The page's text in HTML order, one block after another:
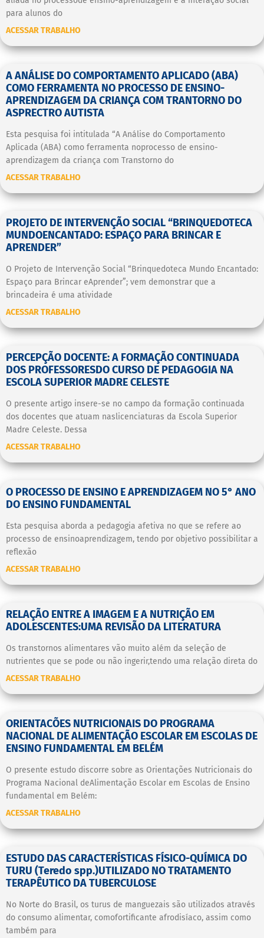
para alunos do
ACESSAR TRABALHO
A ANÁLISE DO COMPORTAMENTO APLICADO (ABA)
COMO FERRAMENTA NO PROCESSO DE ENSINO-
APRENDIZAGEM DA CRIANÇA COM TRANTORNO DO
ASPRECTRO AUTISTA
Esta pesquisa foi intitulada “A Análise do Comportamento
Aplicada (ABA) como ferramenta noprocesso de ensino-
aprendizagem da criança com Transtorno do
ACESSAR TRABALHO
PROJETO DE INTERVENÇÃO SOCIAL “BRINQUEDOTECA
MUNDOENCANTADO: ESPAÇO PARA BRINCAR E
APRENDER”
O Projeto de Intervenção Social “Brinquedoteca Mundo Encantado:
Espaço para Brincar eAprender”; vem demonstrar que a
brincadeira é uma atividade
ACESSAR TRABALHO
PERCEPÇÃO DOCENTE: A FORMAÇÃO CONTINUADA
DOS PROFESSORESDO CURSO DE PEDAGOGIA NA
ESCOLA SUPERIOR MADRE CELESTE
O presente artigo insere-se no campo da formação continuada
dos docentes que atuam naslicenciaturas da Escola Superior
Madre Celeste. Dessa
ACESSAR TRABALHO
O PROCESSO DE ENSINO E APRENDIZAGEM NO 5° ANO
DO ENSINO FUNDAMENTAL
Esta pesquisa aborda a pedagogia afetiva no que se refere ao
processo de ensinoaprendizagem, tendo por objetivo possibilitar a
reflexão
ACESSAR TRABALHO
RELAÇÃO ENTRE A IMAGEM E A NUTRIÇÃO EM
ADOLESCENTES:UMA REVISÃO DA LITERATURA
Os transtornos alimentares vão muito além da seleção de
nutrientes que se pode ou não ingerir,tendo uma relação direta do
ACESSAR TRABALHO
ORIENTACÕES NUTRICIONAIS DO PROGRAMA
NACIONAL DE ALIMENTAÇÃO ESCOLAR EM ESCOLAS DE
ENSINO FUNDAMENTAL EM BELÉM
O presente estudo discorre sobre as Orientações Nutricionais do
Programa Nacional deAlimentação Escolar em Escolas de Ensino
fundamental em Belém:
ACESSAR TRABALHO
ESTUDO DAS CARACTERÍSTICAS FÍSICO-QUÍMICA DO
TURU (Teredo spp.)UTILIZADO NO TRATAMENTO
TERAPÊUTICO DA TUBERCULOSE
No Norte do Brasil, os turus de manguezais são utilizados através
do consumo alimentar, comofortificante afrodisíaco, assim como
também para